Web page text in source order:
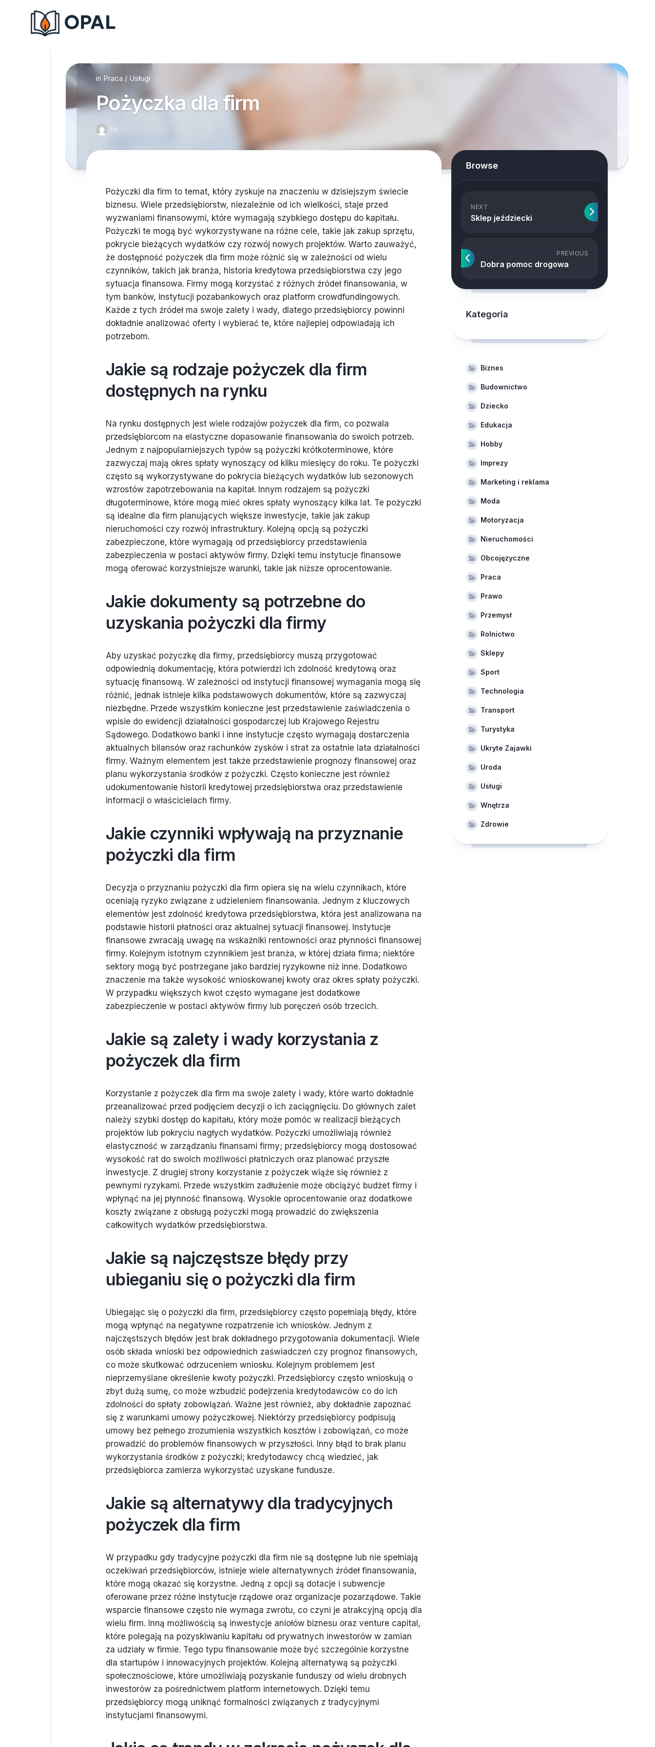
in Praca / Usługi
Pożyczka dla firm
by ·
Pożyczki dla firm to temat, który zyskuje na znaczeniu w dzisiejszym świecie
biznesu. Wiele przedsiębiorstw, niezależnie od ich wielkości, staje przed
wyzwaniami finansowymi, które wymagają szybkiego dostępu do kapitału.
Pożyczki te mogą być wykorzystywane na różne cele, takie jak zakup sprzętu,
pokrycie bieżących wydatków czy rozwój nowych projektów. Warto zauważyć,
że dostępność pożyczek dla firm może różnić się w zależności od wielu
czynników, takich jak branża, historia kredytowa przedsiębiorstwa czy jego
sytuacja finansowa. Firmy mogą korzystać z różnych źródeł finansowania, w
tym banków, instytucji pozabankowych oraz platform crowdfundingowych.
Każde z tych źródeł ma swoje zalety i wady, dlatego przedsiębiorcy powinni
dokładnie analizować oferty i wybierać te, które najlepiej odpowiadają ich
potrzebom.
Jakie są rodzaje pożyczek dla firm
dostępnych na rynku
Na rynku dostępnych jest wiele rodzajów pożyczek dla firm, co pozwala
przedsiębiorcom na elastyczne dopasowanie finansowania do swoich potrzeb.
Jednym z najpopularniejszych typów są pożyczki krótkoterminowe, które
zazwyczaj mają okres spłaty wynoszący od kilku miesięcy do roku. Te pożyczki
często są wykorzystywane do pokrycia bieżących wydatków lub sezonowych
wzrostów zapotrzebowania na kapitał. Innym rodzajem są pożyczki
długoterminowe, które mogą mieć okres spłaty wynoszący kilka lat. Te pożyczki
są idealne dla firm planujących większe inwestycje, takie jak zakup
nieruchomości czy rozwój infrastruktury. Kolejną opcją są pożyczki
zabezpieczone, które wymagają od przedsiębiorcy przedstawienia
zabezpieczenia w postaci aktywów firmy. Dzięki temu instytucje finansowe
mogą oferować korzystniejsze warunki, takie jak niższe oprocentowanie.
Jakie dokumenty są potrzebne do
uzyskania pożyczki dla firmy
Aby uzyskać pożyczkę dla firmy, przedsiębiorcy muszą przygotować
odpowiednią dokumentację, która potwierdzi ich zdolność kredytową oraz
sytuację finansową. W zależności od instytucji finansowej wymagania mogą się
różnić, jednak istnieje kilka podstawowych dokumentów, które są zazwyczaj
niezbędne. Przede wszystkim konieczne jest przedstawienie zaświadczenia o
wpisie do ewidencji działalności gospodarczej lub Krajowego Rejestru
Sądowego. Dodatkowo banki i inne instytucje często wymagają dostarczenia
aktualnych bilansów oraz rachunków zysków i strat za ostatnie lata działalności
firmy. Ważnym elementem jest także przedstawienie prognozy finansowej oraz
planu wykorzystania środków z pożyczki. Często konieczne jest również
udokumentowanie historii kredytowej przedsiębiorstwa oraz przedstawienie
informacji o właścicielach firmy.
Jakie czynniki wpływają na przyznanie
pożyczki dla firm
Decyzja o przyznaniu pożyczki dla firm opiera się na wielu czynnikach, które
oceniają ryzyko związane z udzieleniem finansowania. Jednym z kluczowych
elementów jest zdolność kredytowa przedsiębiorstwa, która jest analizowana na
podstawie historii płatności oraz aktualnej sytuacji finansowej. Instytucje
finansowe zwracają uwagę na wskaźniki rentowności oraz płynności finansowej
firmy. Kolejnym istotnym czynnikiem jest branża, w której działa firma; niektóre
sektory mogą być postrzegane jako bardziej ryzykowne niż inne. Dodatkowo
znaczenie ma także wysokość wnioskowanej kwoty oraz okres spłaty pożyczki.
W przypadku większych kwot często wymagane jest dodatkowe
zabezpieczenie w postaci aktywów firmy lub poręczeń osób trzecich.
Jakie są zalety i wady korzystania z
pożyczek dla firm
Korzystanie z pożyczek dla firm ma swoje zalety i wady, które warto dokładnie
przeanalizować przed podjęciem decyzji o ich zaciągnięciu. Do głównych zalet
należy szybki dostęp do kapitału, który może pomóc w realizacji bieżących
projektów lub pokryciu nagłych wydatków. Pożyczki umożliwiają również
elastyczność w zarządzaniu finansami firmy; przedsiębiorcy mogą dostosować
wysokość rat do swoich możliwości płatniczych oraz planować przyszłe
inwestycje. Z drugiej strony korzystanie z pożyczek wiąże się również z
pewnymi ryzykami. Przede wszystkim zadłużenie może obciążyć budżet firmy i
wpłynąć na jej płynność finansową. Wysokie oprocentowanie oraz dodatkowe
koszty związane z obsługą pożyczki mogą prowadzić do zwiększenia
całkowitych wydatków przedsiębiorstwa.
Jakie są najczęstsze błędy przy
ubieganiu się o pożyczki dla firm
Ubiegając się o pożyczki dla firm, przedsiębiorcy często popełniają błędy, które
mogą wpłynąć na negatywne rozpatrzenie ich wniosków. Jednym z
najczęstszych błędów jest brak dokładnego przygotowania dokumentacji. Wiele
osób składa wnioski bez odpowiednich zaświadczeń czy prognoz finansowych,
co może skutkować odrzuceniem wniosku. Kolejnym problemem jest
nieprzemyślane określenie kwoty pożyczki. Przedsiębiorcy często wnioskują o
zbyt dużą sumę, co może wzbudzić podejrzenia kredytodawców co do ich
zdolności do spłaty zobowiązań. Ważne jest również, aby dokładnie zapoznać
się z warunkami umowy pożyczkowej. Niektórzy przedsiębiorcy podpisują
umowy bez pełnego zrozumienia wszystkich kosztów i zobowiązań, co może
prowadzić do problemów finansowych w przyszłości. Inny błąd to brak planu
wykorzystania środków z pożyczki; kredytodawcy chcą wiedzieć, jak
przedsiębiorca zamierza wykorzystać uzyskane fundusze.
Jakie są alternatywy dla tradycyjnych
pożyczek dla firm
W przypadku gdy tradycyjne pożyczki dla firm nie są dostępne lub nie spełniają
oczekiwań przedsiębiorców, istnieje wiele alternatywnych źródeł finansowania,
które mogą okazać się korzystne. Jedną z opcji są dotacje i subwencje
oferowane przez różne instytucje rządowe oraz organizacje pozarządowe. Takie
wsparcie finansowe często nie wymaga zwrotu, co czyni je atrakcyjną opcją dla
wielu firm. Inną możliwością są inwestycje aniołów biznesu oraz venture capital,
które polegają na pozyskiwaniu kapitału od prywatnych inwestorów w zamian
za udziały w firmie. Tego typu finansowanie może być szczególnie korzystne
dla startupów i innowacyjnych projektów. Kolejną alternatywą są pożyczki
społecznościowe, które umożliwiają pozyskanie funduszy od wielu drobnych
inwestorów za pośrednictwem platform internetowych. Dzięki temu
przedsiębiorcy mogą uniknąć formalności związanych z tradycyjnymi
instytucjami finansowymi.
Browse
NEXT
Sklep jeździecki
PREVIOUS
Dobra pomoc drogowa
Kategoria
Biznes
Budownictwo
Dziecko
Edukacja
Hobby
Imprezy
Marketing i reklama
Moda
Motoryzacja
Nieruchomości
Obcojęzyczne
Praca
Prawo
Przemysł
Rolnictwo
Sklepy
Sport
Technologia
Transport
Turystyka
Ukryte Zajawki
Uroda
Usługi
Wnętrza
Zdrowie